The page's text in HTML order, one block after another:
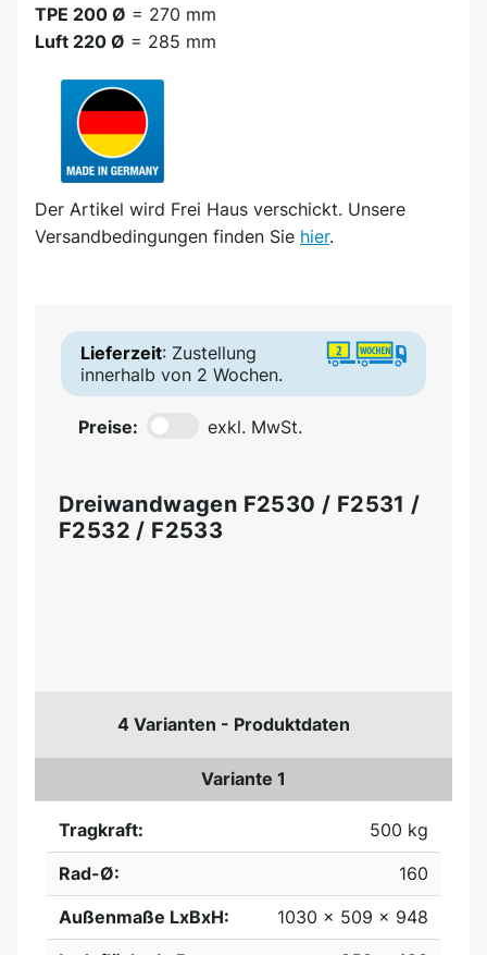
TPE 200 Ø = 270 mm
Luft 220 Ø = 285 mm
Der Artikel wird Frei Haus verschickt. Unsere
Versandbedingungen finden Sie hier.
Lieferzeit: Zustellung
innerhalb von 2 Wochen.
Preise: exkl. MwSt.
Dreiwandwagen F2530 / F2531 /
F2532 / F2533
4 Varianten - Produktdaten
Variante 1
Tragkraft:
500 kg
Rad-Ø:
160
Außenmaße LxBxH:
1030 x 509 x 948